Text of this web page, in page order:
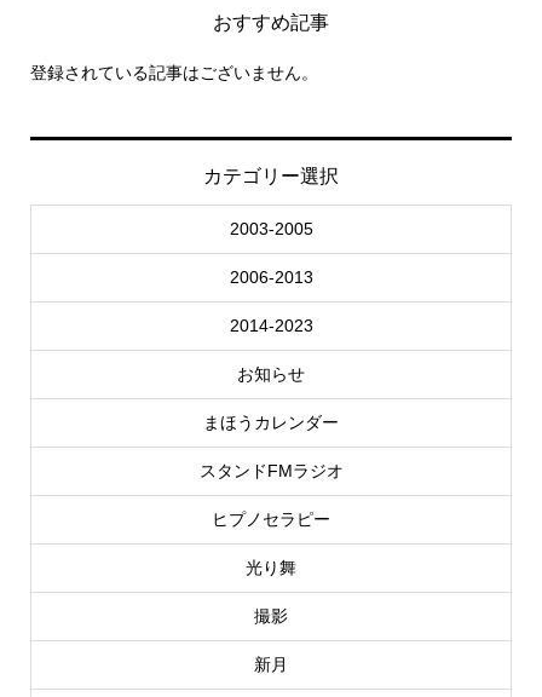
おすすめ記事
登録されている記事はございません。
カテゴリー選択
2003-2005
2006-2013
2014-2023
お知らせ
まほうカレンダー
スタンドFMラジオ
ヒプノセラピー
光り舞
撮影
新月